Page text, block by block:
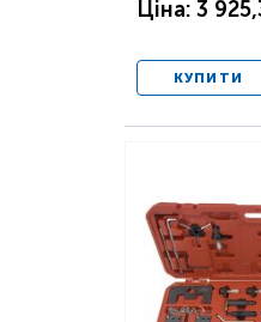
Ціна: 3
КУПИТИ